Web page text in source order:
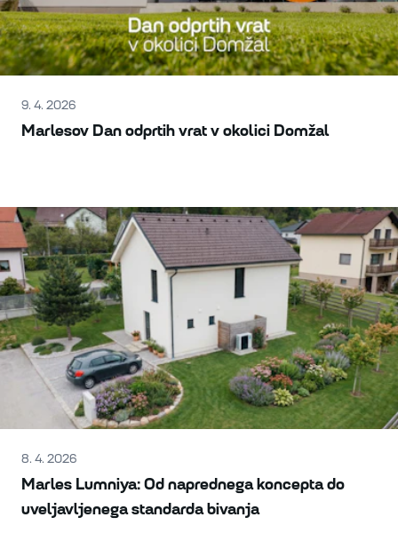
9. 4. 2026
Marlesov Dan odprtih vrat v okolici Domžal
8. 4. 2026
Marles Lumniya: Od naprednega koncepta do
uveljavljenega standarda bivanja